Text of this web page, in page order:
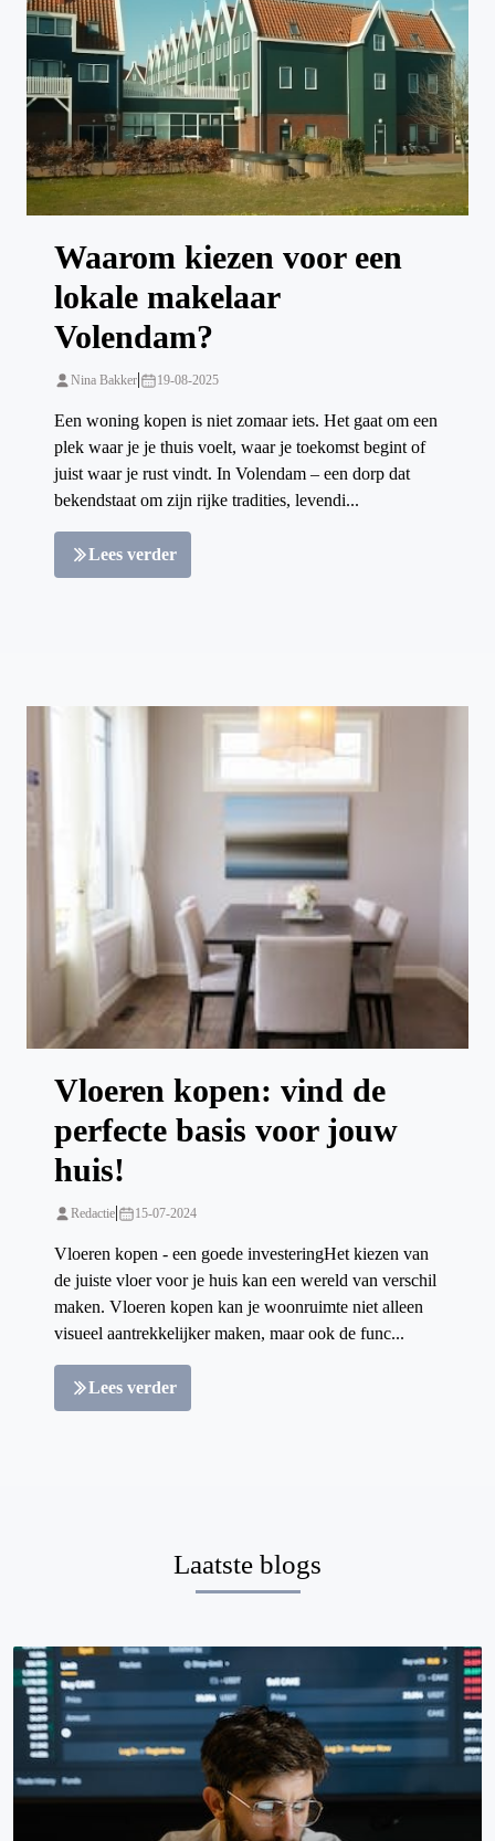
Waarom kiezen voor een
lokale makelaar
Volendam?
Nina Bakker| 19-08-2025
Een woning kopen is niet zomaar iets. Het gaat om een
plek waar je je thuis voelt, waar je toekomst begint of
juist waar je rust vindt. In Volendam – een dorp dat
bekendstaat om zijn rijke tradities, levendi...
Lees verder
Vloeren kopen: vind de
perfecte basis voor jouw
huis!
Redactie| 15-07-2024
Vloeren kopen - een goede investeringHet kiezen van
de juiste vloer voor je huis kan een wereld van verschil
maken. Vloeren kopen kan je woonruimte niet alleen
visueel aantrekkelijker maken, maar ook de func...
Lees verder
Laatste blogs